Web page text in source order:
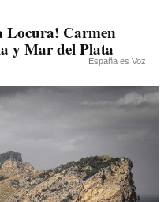
Locura! Carmen
y Mar del Plata
España es Voz